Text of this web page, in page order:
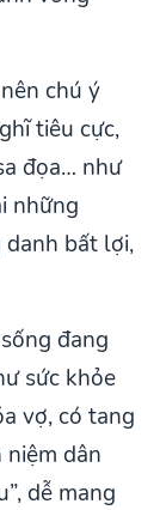
chú ý
tiêu cực,
đọa… như
những
danh bất lợi,
đang
sức khỏe
vợ, có tang
dân
dễ mang